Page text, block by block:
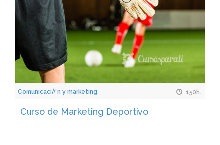
ComunicaciÃ³n y marketing 150h.
Curso de Marketing Deportivo